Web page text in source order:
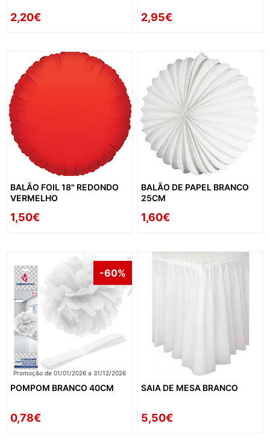
2,20€ 2,95€
BALÃO FOIL 18" REDONDO
VERMELHO
1,50€
BALÃO DE PAPEL BRANCO
25CM
1,60€
-60%
Promoção de 01/01/2026 a 31/12/2026
POMPOM BRANCO 40CM
0,78€
SAIA DE MESA BRANCO
5,50€